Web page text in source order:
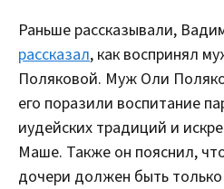
Раньше рассказывали,
рассказал, как воспринял
Поляковой. Муж Оли
его поразили воспитание
иудейских традиций и
Маше. Также он пояснил,
дочери должен быть